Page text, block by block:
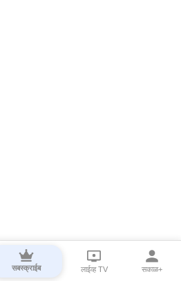
सबस्क्राईब लाईव्ह TV सकाळ+